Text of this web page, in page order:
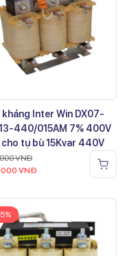
kháng Inter Win DX07-
440/015AM 7% 400V
tụ bù 15Kvar 440V
VNĐ
VNĐ